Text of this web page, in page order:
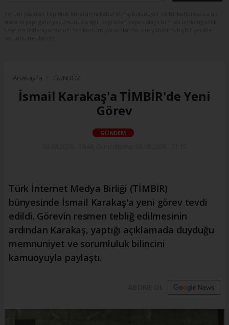
Anasayfa GÜNDEM
İsmail Karakaş'a TİMBİR'de Yeni
Görev
GÜNDEM
Türk İnternet Medya Birliği (TİMBİR)
bünyesinde İsmail Karakaş'a yeni görev tevdi
edildi. Görevin resmen tebliğ edilmesinin
ardından Karakaş, yaptığı açıklamada duyduğu
memnuniyet ve sorumluluk bilincini
kamuoyuyla paylaştı.